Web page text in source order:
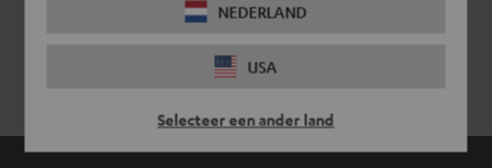
NEDERLAND
USA
Selecteer een ander land